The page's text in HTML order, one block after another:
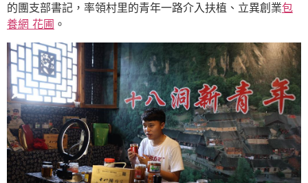
的團支部書記，率領村里的青年一路介入扶植、立異創業包
養網 花圃 。